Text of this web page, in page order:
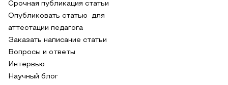
Срочная публикация статьи
Опубликовать статью для
аттестации педагога
Заказать написание статьи
Вопросы и ответы
Интервью
Научный блог